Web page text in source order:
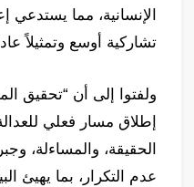
الإنسانية، مما يستدعي
تشاركية أوسع وتمثيلاً
ولفتوا إلى أن “تحقيق
إطلاق مسار فعلي
الحقيقة، والمساءلة،
عدم التكرار، بما يهيئ